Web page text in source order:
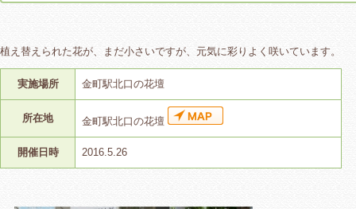
植え替えられた花が、まだ小さいですが、元気に彩りよく咲いています。
実施場所 金町駅北口の花壇
所在地 金町駅北口の花壇
開催日時 2016.5.26